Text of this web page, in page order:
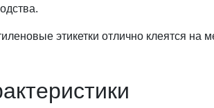
этикетки отлично клеятся